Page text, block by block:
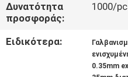
ΖΗΤΉΣΤΕ
ΈΝΑ
ΑΠΌΣΠΑΣΜΑ
Δυνατότητα
προσφοράς:
1000/
Ειδικότερα:
0.35mm